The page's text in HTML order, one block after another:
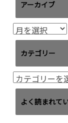
アーカイブ
ア
ー
イ
ブ
カテゴリー
カ
テ
リ
よく読まれて